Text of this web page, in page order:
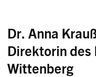
Dr. Anna
Direktorin des
Wittenberg